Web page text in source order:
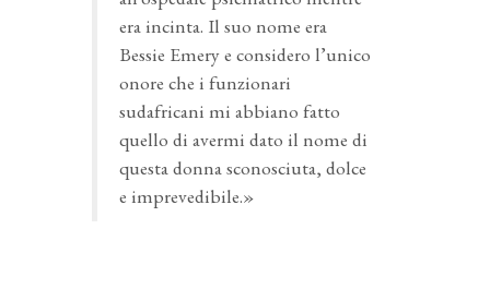
era incinta. Il suo nome era
Bessie Emery e considero l’unico
onore che i funzionari
sudafricani mi abbiano fatto
quello di avermi dato il nome di
questa donna sconosciuta, dolce
e imprevedibile.»